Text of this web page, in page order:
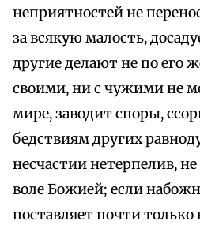
неприятностей не
за всякую малость,
другие делают не по его
своими, ни с чужими не
мире, заводит споры,
бедствиям других
несчастии нетерпелив,
воле Божией; если
поставляет почти